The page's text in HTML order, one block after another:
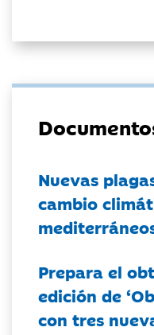
Nuevas
cambio
Prepara el
edición de
con tres